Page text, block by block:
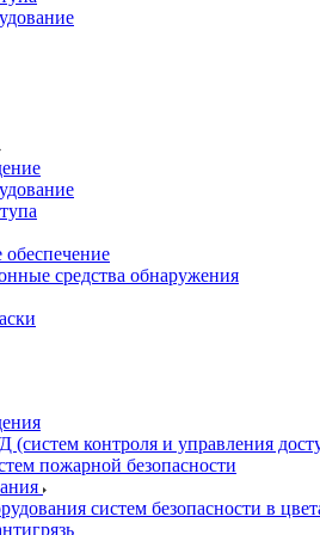
средства обнаружения
контроля и управления
пожарной безопасности
систем безопасности в